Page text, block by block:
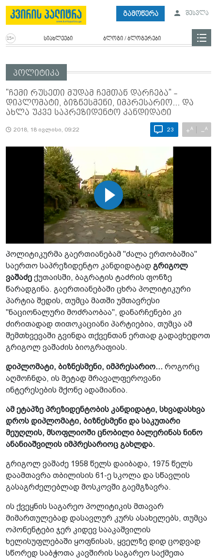
გამოწერა შესვლა
სიახლეები ბლოგი / ბლოგერები
პოლიტიკა
"ჩემი რუსეთი მუდამ ჩემთან დარჩება" -
დიპლომატი, ბიზნესმენი, იმპრესარიო... და
ახლა უკვე საპრეზიდენტო კანდიდატი
2018, 18 ივლისი, 09:22 23 +A −A
პოლიტიკურმა გაერთიანებამ "ძალა ერთობაშია"
საერთო საპრეზიდენტო კანდიდატად გრიგოლ
ვაშაძე ქუთაისში, ბაგრატის ტაძრის ფონზე
წარადგინა. გაერთიანებაში ცხრა პოლიტიკური
პარტია შედის, თუმცა მათში უმთავრესი
"ნაციონალური მოძრაობაა", დანარჩენები კი
ძირითადად თითოკაციანი პარტიებია, თუმცა ამ
შემთხვევაში გვინდა თქვენთან ერთად გადავხედოთ
გრიგოლ ვაშაძის ბიოგრაფიას.
დიპლომატი, ბიზნესმენი, იმპრესარიო... როგორც
აღმოჩნდა, ის მეტად მრავალფეროვანი
ინტერესების მქონე ადამიანია.
ამ ეტაპზე პრეზიდენტობის კანდიდატი, სხვადასხვა
დროს დიპლომატი, ბიზნესმენი და საკუთარი
მეუღლის, მსოფლიოში ცნობილი ბალერინას ნინო
ანანიაშვილის იმპრესარიოც გახლდა.
გრიგოლ ვაშაძე 1958 წელს დაიბადა, 1975 წელს
დაამთავრა თბილისის 61-ე სკოლა და სწავლის
გასაგრძელებლად მოსკოვში გაემგზავრა.
ის ქვეყნის საგარეო პოლიტიკის მთავარ
მიმართულებად დასავლურ კურს ასახელებს, თუმცა
ოპონენტები ჯერ კიდევ სააკაშვილის
ხელისუფლებაში ყოფნისას, ყველზე დიდ ცოდვად
სწორედ საბჭოთა კავშირის საგარეო საქმეთა